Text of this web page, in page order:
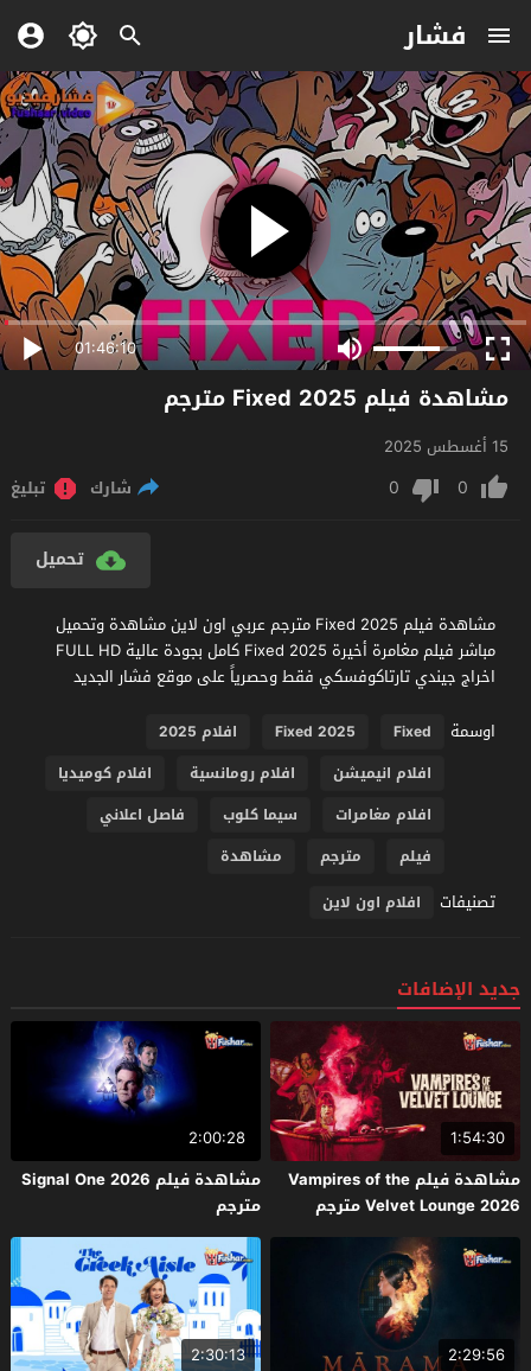
فشار
01:46:10
مشاهدة فيلم Fixed 2025 مترجم
15 أغسطس 2025
0
0 شارك تبليغ
تحميل
مشاهدة فيلم Fixed 2025 مترجم عربي اون لاين مشاهدة وتحميل
مباشر فيلم مغامرة أخيرة Fixed 2025 كامل بجودة عالية FULL HD
اخراج جيندي تارتاكوفسكي فقط وحصرياً على موقع فشار الجديد
اوسمة
Fixed
Fixed 2025
افلام 2025
افلام انيميشن
افلام رومانسية
افلام كوميديا
افلام مغامرات
سيما كلوب
فاصل اعلاني
فيلم
مترجم مشاهدة
تصنيفات افلام اون لاين
جديد الإضافات
1:54:30
مشاهدة فيلم Vampires of the
Velvet Lounge 2026 مترجم
2:00:28
مشاهدة فيلم Signal One 2026
مترجم
2:29:56
2:30:13